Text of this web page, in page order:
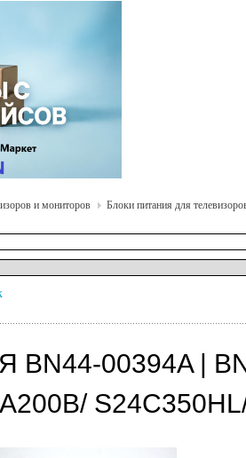
и мониторов Блоки питания для
00394A |